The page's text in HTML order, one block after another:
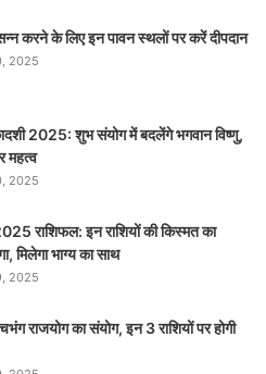
करने के लिए इन पावन स्थलों पर करें दीपदान
2025
2025: शुभ संयोग में बदलेंगे भगवान विष्णु,
महत्व
2025
राशिफल: इन राशियों की किस्मत का
मिलेगा भाग्य का साथ
2025
राजयोग का संयोग, इन 3 राशियों पर होगी